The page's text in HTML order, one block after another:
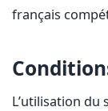
français
L’utilisation du